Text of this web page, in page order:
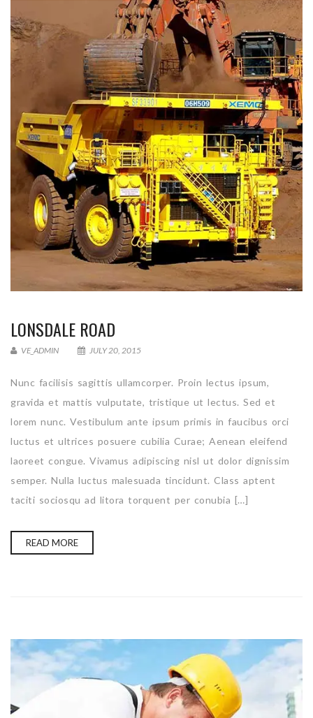
LONSDALE ROAD
VE_ADMIN JULY 20, 2015
Nunc facilisis sagittis ullamcorper. Proin lectus ipsum,
gravida et mattis vulputate, tristique ut lectus. Sed et
lorem nunc. Vestibulum ante ipsum primis in faucibus orci
luctus et ultrices posuere cubilia Curae; Aenean eleifend
laoreet congue. Vivamus adipiscing nisl ut dolor dignissim
semper. Nulla luctus malesuada tincidunt. Class aptent
taciti sociosqu ad litora torquent per conubia […]
READ MORE